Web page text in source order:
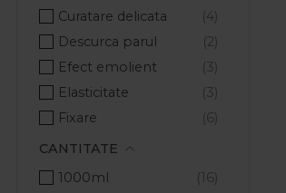
Nika
Nioxin
Olaplex
Pachete Promo
Paul Mitchell
Curatare delicata
Descurca parul
Efect emolient
Elasticitate
Fixare
Hidratare
CANTITATE
1000ml